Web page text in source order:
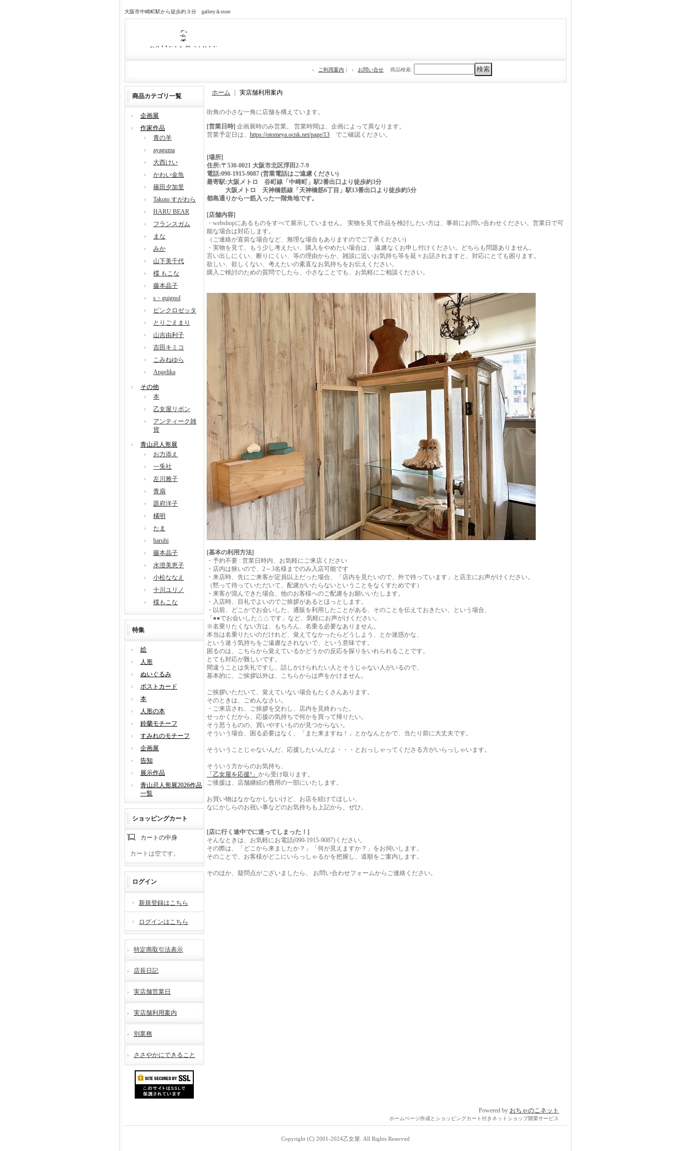
大阪市中崎町駅から徒歩約３分 gallery＆store
ご利用案内 ｜ お問い合せ 商品検索:
商品カテゴリ一覧
企画展
作家作品
青の羊
ayaguma
大西けい
かわい金魚
篠田夕加里
Takuto すがわら
HARU BEAR
フランスガム
まな
みか
山下美千代
楪 もこな
藤本晶子
s・guignol
ピンクロゼッタ
とりごえまり
山吉由利子
吉田キミコ
こみねゆら
Angelika
その他
本
乙女屋リボン
アンティーク雑
貨
青山忌人形展
お力添え
一兎社
左川雅子
青扇
題府洋子
橘明
たま
haruhi
藤本晶子
水澄美恵子
小松ななえ
十川ユリノ
楪もこな
特集
絵
人形
ぬいぐるみ
ポストカード
本
人形の本
鈴蘭モチーフ
すみれのモチーフ
企画展
告知
展示作品
青山忌人形展2026作品
一覧
ショッピングカート
カートの中身
カートは空です。
ログイン
新規登録はこちら
ログインはこちら
特定商取引法表示
店長日記
実店舗営業日
実店舗利用案内
別業務
ささやかにできること
ホーム 実店舗利用案内
街角の小さな一角に店舗を構えています。
[営業日時] 企画展時のみ営業。 営業時間は、企画によって異なります。
営業予定日は、 https://otomeya.ocnk.net/page/13 でご確認ください。
[場所]
住所:〒530-0021 大阪市北区浮田2-7-9
電話:090-1915-9087 (営業電話はご遠慮ください)
最寄駅:大阪メトロ 谷町線「中崎町」駅2番出口より徒歩約3分
大阪メトロ 天神橋筋線「天神橋筋6丁目」駅13番出口より徒歩約5分
都島通りから一筋入った一階角地です。
[店舗内容]
・webshopにあるものをすべて展示していません。 実物を見て作品を検討したい方は、事前にお問い合わせください。営業日で可
能な場合は対応します。
（ご連絡が直前な場合など、無理な場合もありますのでご了承ください)
・実物を見て、もう少し考えたい、購入をやめたい場合は、 遠慮なくお申し付けください。どちらも問題ありません。
言い出しにくい、断りにくい、等の理由からか、雑談に近いお気持ち等を延々お話されますと、対応にとても困ります。
欲しい、欲しくない、考えたいの素直なお気持ちをお伝えください。
購入ご検討のための質問でしたら、小さなことでも、お気軽にご相談ください。
[基本の利用方法]
・予約不要 : 営業日時内、お気軽にご来店ください
・店内は狭いので、2～3名様までのみ入店可能です
・来店時、先にご来客が定員以上だった場合、「店内を見たいので、外で待っています」と店主にお声がけください。
（黙って待っていただいて、配慮がいたらないということをなくすためです）
・来客が混んできた場合、他のお客様へのご配慮をお願いいたします。
・入店時、目礼でよいのでご挨拶があるとほっとします。
・以前、どこかでお会いした、通販を利用したことがある、そのことを伝えておきたい、という場合、
「●●でお会いした△△です」など、気軽にお声がけください。
※名乗りたくない方は、もちろん、名乗る必要なありません。
本当は名乗りたいのだけれど、覚えてなかったらどうしよう、とか迷惑かな、
という迷う気持ちをご遠慮なされないで、という意味です。
困るのは、こちらから覚えているかどうかの反応を探りをいれられることです。
とても対応が難しいです。
間違うことは失礼ですし、話しかけられたい人とそうじゃない人がいるので、
基本的に、ご挨拶以外は、こちらからは声をかけません。
ご挨拶いただいて、覚えていない場合もたくさんあります。
そのときは、ごめんなさい。
・ご来店され、ご挨拶を交わし、店内を見終わった。
せっかくだから、応援の気持ちで何かを買って帰りたい。
そう思うものの、買いやすいものが見つからない。
そういう場合、困る必要はなく、「また来ますね！」とかなんとかで、当たり前に大丈夫です。
そういうことじゃないんだ、応援したいんだよ・・・とおっしゃってくださる方がいらっしゃいます。
そういう方からのお気持ち、
「乙女屋を応援!」 から受け取ります。
ご後援は、店舗継続の費用の一部にいたします。
お買い物はなかなかしないけど、お店を続けてほしい、
なにかしらのお祝い事などのお気持ちも上記から、ぜひ。
[店に行く途中でに迷ってしまった！]
そんなときは、お気軽にお電話(090-1915-9087)ください。
その際は、「どこから来ましたか？」「何が見えますか？」をお伺いします。
そのことで、お客様がどこにいらっしゃるかを把握し、道順をご案内します。
そのほか、疑問点がございましたら、 お問い合わせフォームからご連絡ください。
Powered by おちゃのこネット
ホームページ作成とショッピングカート付きネットショップ開業サービス
Copyright (C) 2001-2024乙女屋. All Rights Reserved